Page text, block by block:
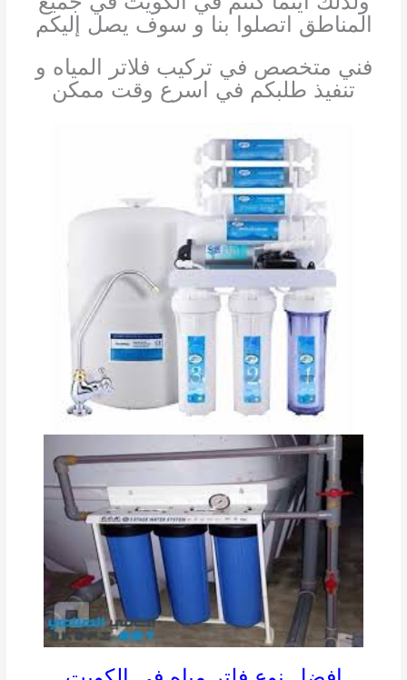
المناطق اتصلوا بنا و سوف يصل إليكم
فني متخصص في تركيب فلاتر المياه و
تنفيذ طلبكم في اسرع وقت ممكن